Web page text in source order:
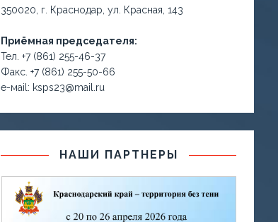
350020, г. Краснодар, ул. Красная, 143
Приёмная председателя:
Тел. +7 (861) 255-46-37
Факс. +7 (861) 255-50-66
е-маil: ksps23@mail.ru
НАШИ ПАРТНЕРЫ